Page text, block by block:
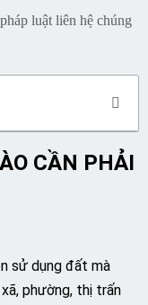
CẦN PHẢI
sử dụng đất mà
phường, thị trấn